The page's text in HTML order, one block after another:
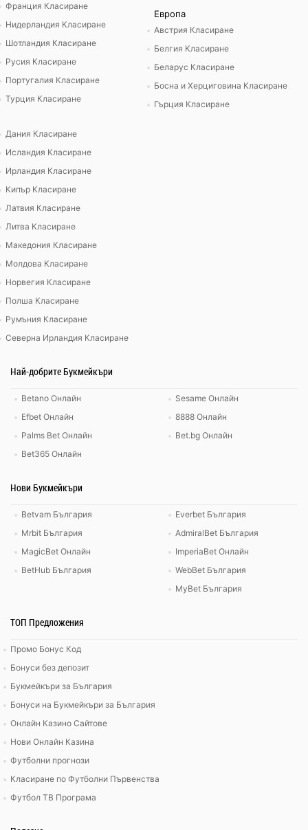
Франция Класиране
Нидерландия Класиране
Шотландия Класиране
Русия Класиране
Португалия Класиране
Турция Класиране
Европа
Австрия Класиране
Белгия Класиране
Беларус Класиране
Босна и Херциговина Класиране
Гърция Класиране
Дания Класиране
Исландия Класиране
Ирландия Класиране
Кипър Класиране
Латвия Класиране
Литва Класиране
Македония Класиране
Молдова Класиране
Норвегия Класиране
Полша Класиране
Румъния Класиране
Северна Ирландия Класиране
Най-добрите Букмейкъри
Betano Онлайн
Efbet Онлайн
Palms Bet Онлайн
Bet365 Онлайн
Sesame Онлайн
8888 Онлайн
Bet.bg Онлайн
Нови Букмейкъри
Betvam България
Mrbit България
MagicBet Онлайн
BetHub България
Everbet България
AdmiralBet България
ImperiaBet Онлайн
WebBet България
MyBet България
ТОП Предложения
Промо Бонус Код
Бонуси без депозит
Букмейкъри за България
Бонуси на Букмейкъри за България
Онлайн Казино Сайтове
Нови Онлайн Казина
Футболни прогнози
Класиране по Футболни Първенства
Футбол ТВ Програма